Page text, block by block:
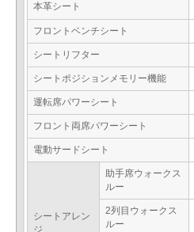
本革シート
フロントベンチシート
シートリフター
シートポジションメモリー機能
運転席パワーシート
フロント両席パワーシート
電動サードシート
シートアレン
ジ
助手席ウォークス
ルー
2列目ウォークス
ルー